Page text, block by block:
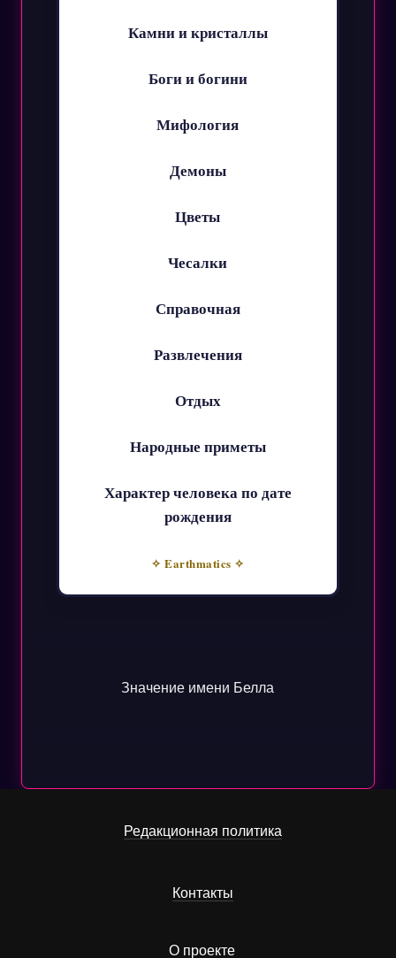
Камни и кристаллы
Боги и богини
Мифология
Демоны
Цветы
Чесалки
Справочная
Развлечения
Отдых
Народные приметы
Характер человека по дате
рождения
✧ Earthmatics ✧
Значение имени Белла
Редакционная политика
Контакты
О проекте